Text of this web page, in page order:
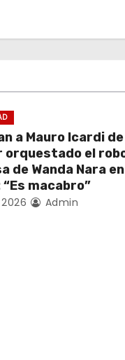
a Mauro Icardi de
orquestado el
de Wanda Nara en
“Es macabro”
Admin